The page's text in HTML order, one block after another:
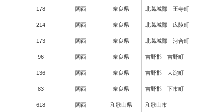
178 関西 奈良県 北葛城郡 王寺町
214 関西 奈良県 北葛城郡 広陵町
173 関西 奈良県 北葛城郡 河合町
96 関西 奈良県 吉野郡 吉野町
136 関西 奈良県 吉野郡 大淀町
83 関西 奈良県 吉野郡 下市町
618 関西 和歌山県 和歌山市